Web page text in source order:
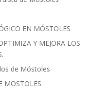
EN MÓSTOLES
Y MEJORA LOS
de Móstoles
MOSTOLES